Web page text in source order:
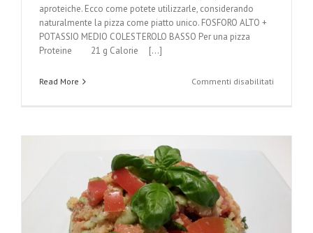
aproteiche. Ecco come potete utilizzarle, considerando
naturalmente la pizza come piatto unico. FOSFORO ALTO +
POTASSIO MEDIO COLESTEROLO BASSO Per una pizza
Proteine 21 g Calorie [...]
Read More Commenti disabilitati